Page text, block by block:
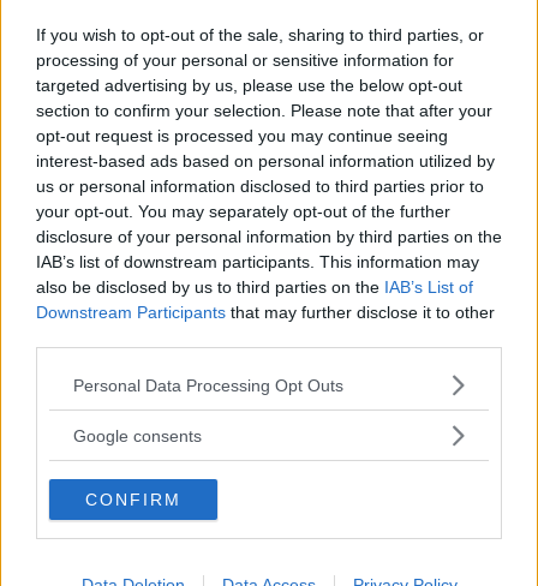
If you wish to opt-out of the sale, sharing to third parties, or
processing of your personal or sensitive information for
targeted advertising by us, please use the below opt-out
section to confirm your selection. Please note that after your
opt-out request is processed you may continue seeing
interest-based ads based on personal information utilized by
us or personal information disclosed to third parties prior to
your opt-out. You may separately opt-out of the further
disclosure of your personal information by third parties on the
IAB’s list of downstream participants. This information may
also be disclosed by us to third parties on the IAB’s List of
Downstream Participants that may further disclose it to other
Please note that this website/app uses one or more Google
not limited to your visit or usage behaviour. You may click to
use your data for below specified purposes in below Google
consent section.
Personal Data Processing Opt Outs
Google consents
CONFIRM
Kinderheim
Baby Sitter